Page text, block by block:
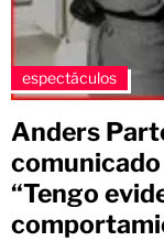
espectáculos
Anders
“Tengo